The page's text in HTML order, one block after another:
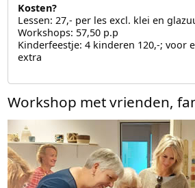
Kosten?
Lessen: 27,- per les excl. klei en
Workshops: 57,50 p.p
Kinderfeestje: 4 kinderen 120,-; voor
extra
Workshop met vrienden,